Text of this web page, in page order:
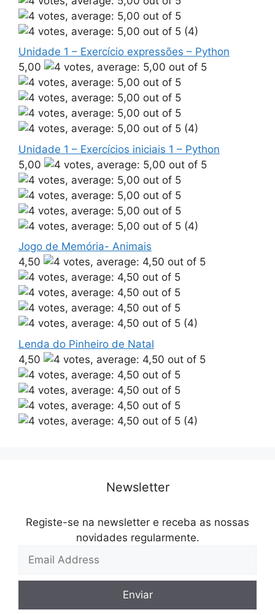
(4)
Unidade 1 – Exercício expressões – Python
5,00
(4)
Unidade 1 – Exercícios iniciais 1 – Python
5,00
(4)
Jogo de Memória- Animais
4,50
(4)
Lenda do Pinheiro de Natal
4,50
(4)
Newsletter
Registe-se na newsletter e receba as nossas
novidades regularmente.